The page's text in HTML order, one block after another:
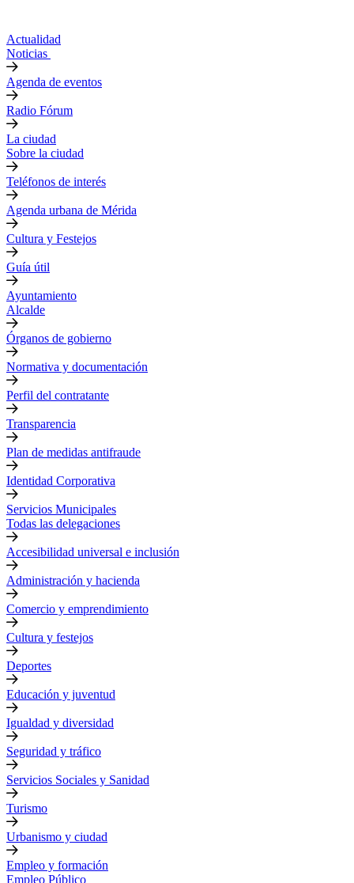
Actualidad
Noticias
Agenda de eventos
Radio Fórum
La ciudad
Sobre la ciudad
Teléfonos de interés
Agenda urbana de Mérida
Cultura y Festejos
Guía útil
Ayuntamiento
Alcalde
Órganos de gobierno
Normativa y documentación
Perfil del contratante
Transparencia
Plan de medidas antifraude
Identidad Corporativa
Servicios Municipales
Todas las delegaciones
Accesibilidad universal e inclusión
Administración y hacienda
Comercio y emprendimiento
Cultura y festejos
Deportes
Educación y juventud
Igualdad y diversidad
Seguridad y tráfico
Servicios Sociales y Sanidad
Turismo
Urbanismo y ciudad
Empleo y formación
Empleo Público